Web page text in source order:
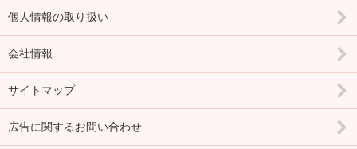
個人情報の取り扱い
会社情報
サイトマップ
広告に関するお問い合わせ